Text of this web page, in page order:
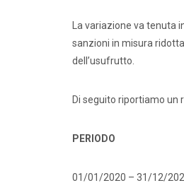
La variazione va tenuta
sanzioni in misura
dell’usufrutto.
Di seguito riportiamo un
PERIODO
01/01/2020 – 31/12/